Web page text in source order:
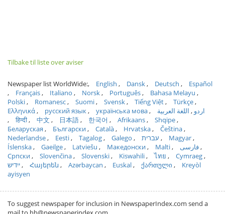
Tilbake til liste over aviser
Newspaper list WorldWide: English Dansk Deutsch
Español
Français
Italiano Norsk Português
Bahasa Melayu
Polski
Romanesc Suomi Svensk Tiếng Việt
Türkçe
Ελληνικά
русский язык українська мова اردو
اللغة العربية
हिन्दी
中文 日本語 한국어 Afrikaans
Shqipe
Беларуская
Български Català Hrvatska
Čeština
Nederlandse
Eesti Tagalog Galego עברית
Magyar
Íslenska
Gaeilge Latviešu Македонски Malti
فارسی
Српски
Slovenčina Slovenski Kiswahili ไทย
Cymraeg
ייִדיש
Հայերեն Azərbaycan Euskal ქართული
Kreyòl
ayisyen
To suggest newspaper for inclusion in NewspaperIndex.com send a